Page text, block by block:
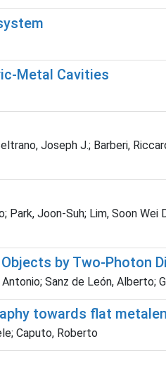
Metal Cavities
Joseph J.; Barberi,
Park, Joon-Suh; Lim, Soon Wei
by Two-Photon
Sanz de León, Alberto;
towards flat
Caputo, Roberto